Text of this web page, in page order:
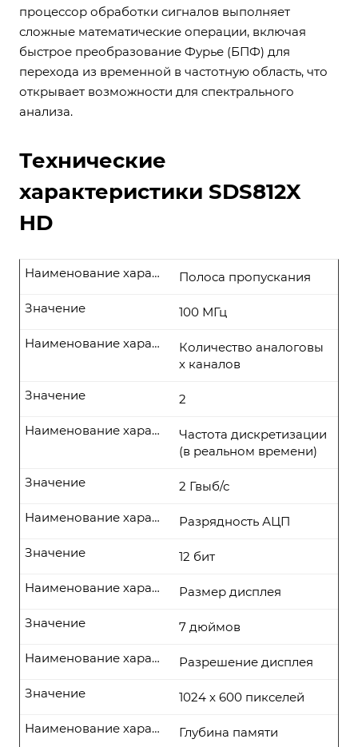
процессор обработки сигналов выполняет
сложные математические операции, включая
быстрое преобразование Фурье (БПФ) для
перехода из временной в частотную область, что
открывает возможности для спектрального
анализа.
Технические
характеристики SDS812X
HD
Полоса пропускания
Наименование характеристики
100 МГц
Значение
Количество аналоговы
х каналов
Наименование характеристики
2
Значение
Частота дискретизации
(в реальном времени)
Наименование характеристики
2 Гвыб/с
Значение
Разрядность АЦП
Наименование характеристики
12 бит
Значение
Размер дисплея
Наименование характеристики
7 дюймов
Значение
Разрешение дисплея
Наименование характеристики
1024 x 600 пикселей
Значение
Глубина памяти
Наименование характеристики